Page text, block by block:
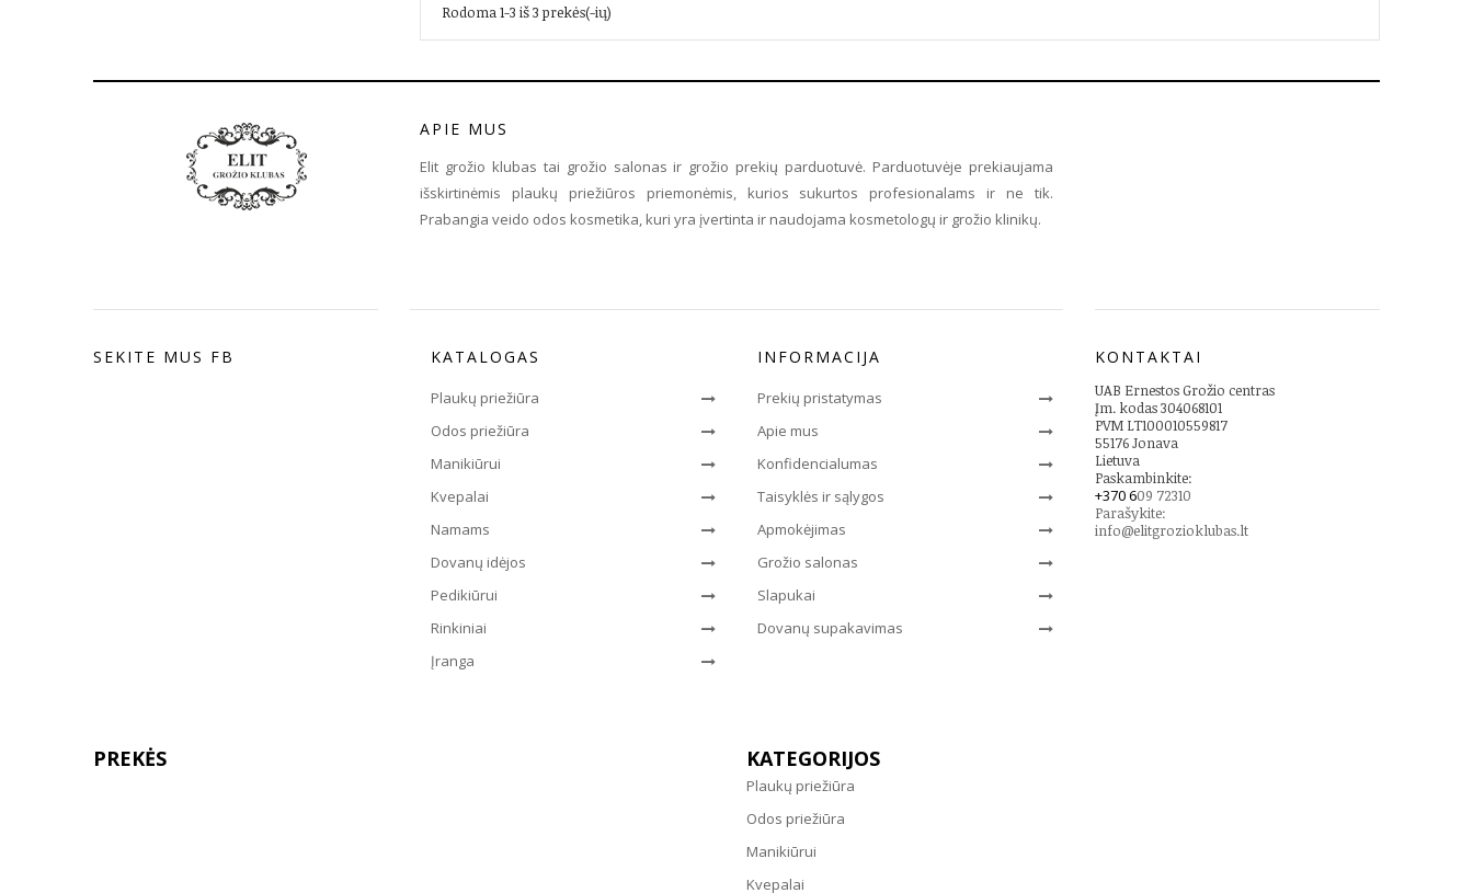
Rodoma 1-3 iš 3 prekės(-ių)
APIE MUS
Elit grožio klubas tai grožio salonas ir grožio prekių parduotuvė. Parduotuvėje prekiaujama
išskirtinėmis plaukų priežiūros priemonėmis, kurios sukurtos profesionalams ir ne tik.
Prabangia veido odos kosmetika, kuri yra įvertinta ir naudojama kosmetologų ir grožio klinikų.
SEKITE MUS FB KATALOGAS
Plaukų priežiūra
Odos priežiūra
Manikiūrui
Kvepalai
Namams
Dovanų idėjos
Pedikiūrui
Rinkiniai
Įranga
INFORMACIJA
Prekių pristatymas
Apie mus
Konfidencialumas
Taisyklės ir sąlygos
Apmokėjimas
Grožio salonas
Slapukai
Dovanų supakavimas
KONTAKTAI
UAB Ernestos Grožio centras
Įm. kodas 304068101
PVM LT100010559817
55176 Jonava
Lietuva
Paskambinkite:
+370 609 72310
Parašykite:
info@elitgrozioklubas.lt
PREKĖS KATEGORIJOS
Plaukų priežiūra
Odos priežiūra
Manikiūrui
Kvepalai